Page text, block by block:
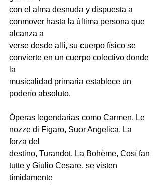
con el alma desnuda y dispuesta a
conmover hasta la última persona que
alcanza a
verse desde allí, su cuerpo físico se
convierte en un cuerpo colectivo donde
la
musicalidad primaria establece un
poderío absoluto.
Óperas legendarias como Carmen, Le
nozze di Figaro, Suor Angelica, La
forza del
destino, Turandot, La Bohème, Cosí fan
tutte y Giulio Cesare, se visten
tímidamente